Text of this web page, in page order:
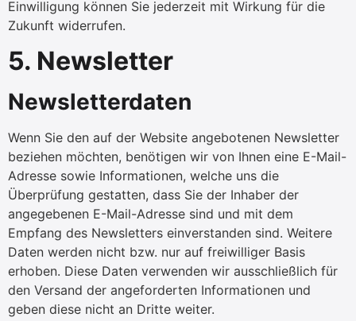
Einwilligung können Sie jederzeit mit Wirkung für die
Zukunft widerrufen.
5. Newsletter
Newsletterdaten
Wenn Sie den auf der Website angebotenen Newsletter
beziehen möchten, benötigen wir von Ihnen eine E-Mail-
Adresse sowie Informationen, welche uns die
Überprüfung gestatten, dass Sie der Inhaber der
angegebenen E-Mail-Adresse sind und mit dem
Empfang des Newsletters einverstanden sind. Weitere
Daten werden nicht bzw. nur auf freiwilliger Basis
erhoben. Diese Daten verwenden wir ausschließlich für
den Versand der angeforderten Informationen und
geben diese nicht an Dritte weiter.